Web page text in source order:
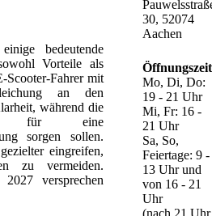
bedeutende
Vorteile als
Scooter-Fahrer mit
an den
während die
für eine
sorgen sollen.
eingreifen,
zu vermeiden.
versprechen
30, 52074
Aachen
Mo, Di, Do:
19 - 21 Uhr
Mi, Fr: 16 -
21 Uhr
Sa, So,
Feiertage: 9 -
13 Uhr und
von 16 - 21
Uhr
(nach 21 Uhr